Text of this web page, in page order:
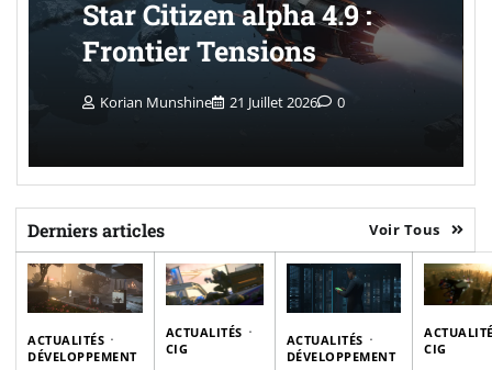
Star Citizen alpha 4.9 :
Frontier Tensions
Korian Munshine 21 Juillet 2026 0
Derniers articles Voir Tous
ACTUALITÉS
DÉVELOPPEMENT
ACTUALITÉS
CIG
ACTUALITÉS
DÉVELOPPEMENT
CIG